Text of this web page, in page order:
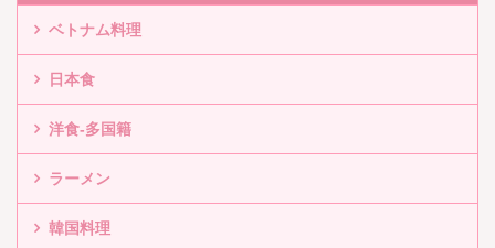
ベトナム料理
日本食
洋食-多国籍
ラーメン
韓国料理